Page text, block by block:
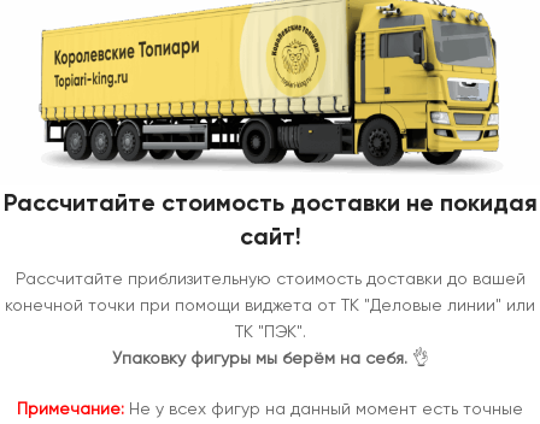
Рассчитайте стоимость доставки не покидая
сайт!
Рассчитайте приблизительную стоимость доставки до вашей
конечной точки при помощи виджета от ТК "Деловые линии" или
ТК "ПЭК".
Упаковку фигуры мы берём на себя.👌
Примечание: Не у всех фигур на данный момент есть точные